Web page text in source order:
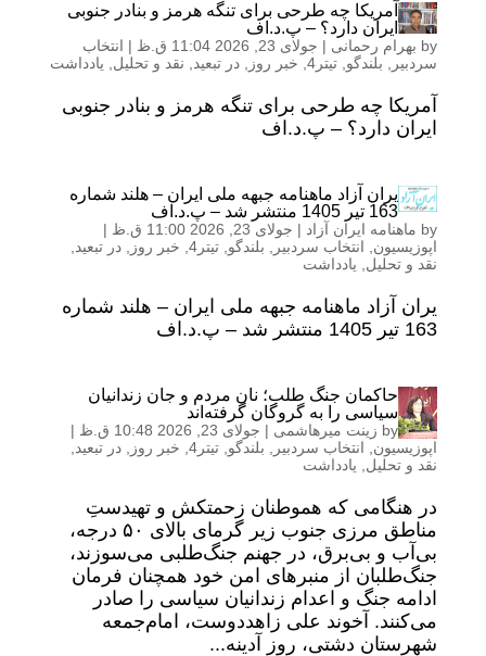
آمریکا چه طرحی برای تنگه هرمز و بنادر جنوبی
ایران دارد؟ – پ.د.اف
by بهرام رحمانی | جولای 23, 2026 11:04 ق.ظ | انتخاب
سردبیر
بلندگو تیتر4 , خبر روز در تبعید نقد و تحلیل یادداشت
آمریکا چه طرحی برای تنگه هرمز و بنادر جنوبی
ایران دارد؟ – پ.د.اف
یران آزاد ماهنامه جبهه ملی ایران – هلند شماره
163 تیر 1405 منتشر شد – پ.د.اف
by ماهنامه ایران آزاد | جولای 23, 2026 11:00 ق.ظ
|
اپوزیسیون
انتخاب سردبیر بلندگو تیتر4 , خبر روز در تبعید
نقد و تحلیل
یادداشت
یران آزاد ماهنامه جبهه ملی ایران – هلند شماره
163 تیر 1405 منتشر شد – پ.د.اف
حاکمان جنگ طلب؛ نان مردم و جان زندانیان
سیاسی را به گروگان گرفته‌اند
by زینت میرهاشمی | جولای 23, 2026 10:48 ق.ظ
|
اپوزیسیون
انتخاب سردبیر بلندگو تیتر4 , خبر روز در تبعید
نقد و تحلیل
یادداشت
در هنگامی که هموطنان زحمتکش و تهیدستِ
مناطق مرزی جنوب زیر گرمای بالای ۵۰ درجه،
بی‌آب و بی‌برق، در جهنم جنگ‌طلبی می‌سوزند،
جنگ‌طلبان از منبرهای امن خود همچنان فرمان
ادامه جنگ و اعدام زندانیان سیاسی را صادر
می‌کنند. آخوند علی زاهد‌دوست، امام‌جمعه
شهرستان دشتی، روز آدینه...